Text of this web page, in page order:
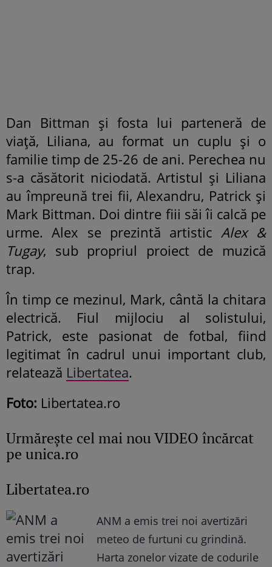
Dan Bittman și fosta lui parteneră de
viață, Liliana, au format un cuplu și o
familie timp de 25-26 de ani. Perechea nu
s-a căsătorit niciodată. Artistul și Liliana
au împreună trei fii, Alexandru, Patrick și
Mark Bittman. Doi dintre fiii săi îi calcă pe
urme. Alex se prezintă artistic Alex &
Tugay, sub propriul proiect de muzică
trap.
În timp ce mezinul, Mark, cântă la chitara
electrică. Fiul mijlociu al solistului,
Patrick, este pasionat de fotbal, fiind
legitimat în cadrul unui important club,
relatează Libertatea.
Foto: Libertatea.ro
Urmăreşte cel mai nou VIDEO încărcat
pe unica.ro
Libertatea.ro
ANM a emis trei noi avertizări
meteo de furtuni cu grindină.
Harta zonelor vizate de codurile